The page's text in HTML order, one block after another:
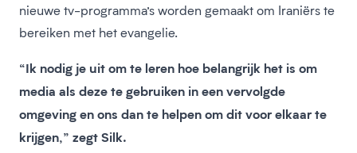
nieuwe tv-programma’s worden gemaakt om Iraniërs te
bereiken met het evangelie.
“Ik nodig je uit om te leren hoe belangrijk het is om
media als deze te gebruiken in een vervolgde
omgeving en ons dan te helpen om dit voor elkaar te
krijgen,” zegt Silk.